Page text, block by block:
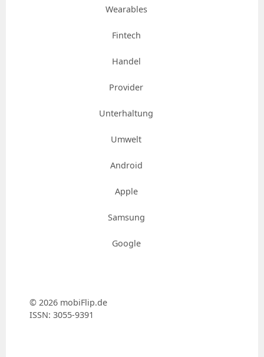
Wearables
Fintech
Handel
Provider
Unterhaltung
Umwelt
Android
Apple
Samsung
Google
© 2026 mobiFlip.de
ISSN: 3055-9391